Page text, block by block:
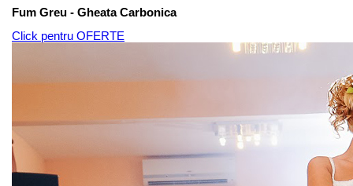
Fum Greu - Gheata Carbonica
Click pentru OFERTE